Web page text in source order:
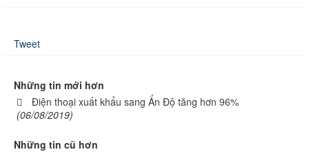
Tweet
Những tin mới hơn
Điện thoại xuất khẩu sang Ấn Độ tăng hơn 96%
(06/08/2019)
Những tin cũ hơn